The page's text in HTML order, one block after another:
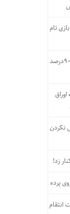
تام
سعید مستغاثی:شورا تساهل می‌کند؛ به ۹۰درصد
نکردن
زد!
پرده
انتقام